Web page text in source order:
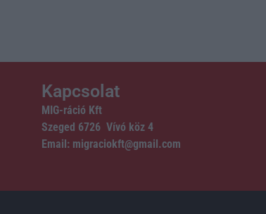
Kapcsolat
MIG-ráció Kft
Szeged 6726 Vívó köz 4
Email: migraciokft@gmail.com